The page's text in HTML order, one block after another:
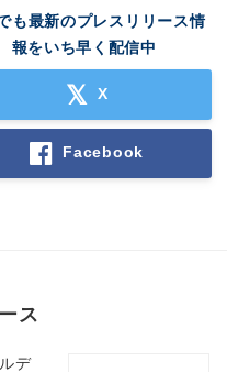
も最新のプレスリリース情
報をいち早く配信中
X
Facebook
ス
デ